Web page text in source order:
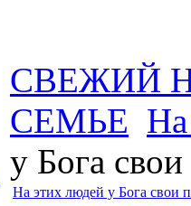
СВЕЖИЙ
СЕМЬЕ На
у Бога
На этих людей у Бога свои